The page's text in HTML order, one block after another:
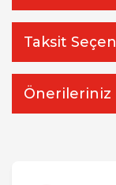
Taksit
Önerileriniz